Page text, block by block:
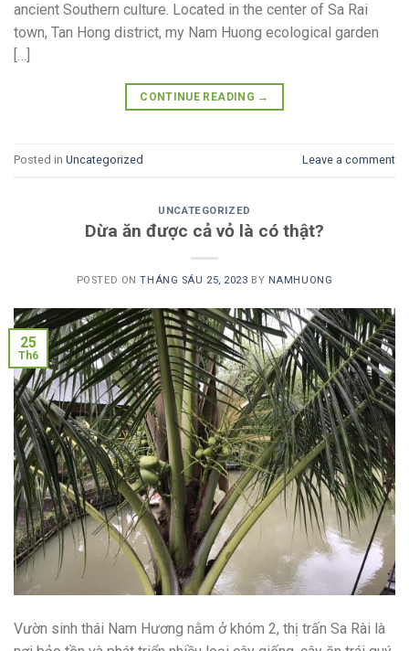
ancient Southern culture. Located in the center of Sa Rai
town, Tan Hong district, my Nam Huong ecological garden
[…]
CONTINUE READING →
Posted in Uncategorized Leave a comment
UNCATEGORIZED
Dừa ăn được cả vỏ là có thật?
POSTED ONTHÁNG SÁU 25, 2023 BY NAMHUONG
25
Th6
Vườn sinh thái Nam Hương nằm ở khóm 2, thị trấn Sa Rài là